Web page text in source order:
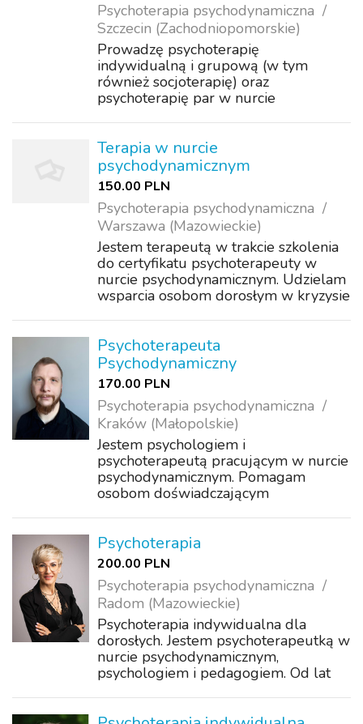
Psychoterapia psychodynamiczna
Szczecin (Zachodniopomorskie)
Prowadzę psychoterapię
indywidualną i grupową (w tym
również socjoterapię) oraz
psychoterapię par w nurcie
Uprawnienia zawodowe, kształcenie
ustawicznego: - Certyfikat
Psychoterapeuty Polskie...
Terapia w nurcie
psychodynamicznym
150.00 PLN
Psychoterapia psychodynamiczna
Warszawa (Mazowieckie)
Jestem terapeutą w trakcie szkolenia
do certyfikatu psychoterapeuty w
nurcie psychodynamicznym. Udzielam
wsparcia osobom dorosłym w kryzysie
superwizji. Możliwość terapii w
gabinecie ...
Psychoterapeuta
Psychodynamiczny
170.00 PLN
Psychoterapia psychodynamiczna
Kraków (Małopolskie)
Jestem psychologiem i
psychoterapeutą pracującym w nurcie
psychodynamicznym. Pomagam
osobom doświadczającym
kryzysów w związku. Wspieram także
osoby z niskim poczuciem własnej
war...
Psychoterapia
200.00 PLN
Psychoterapia psychodynamiczna
Radom (Mazowieckie)
Psychoterapia indywidualna dla
dorosłych. Jestem psychoterapeutką w
nurcie psychodynamicznym,
psychologiem i pedagogiem. Od lat